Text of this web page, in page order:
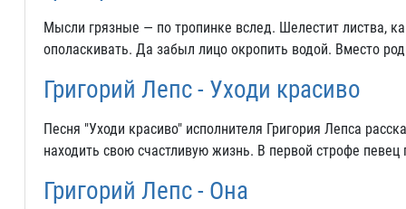
Мысли грязные — по тропинке вслед. Шелестит листва,
ополаскивать. Да забыл лицо окропить водой. Вместо
Григорий Лепс - Уходи красиво
Песня "Уходи красиво" исполнителя Григория Лепса
находить свою счастливую жизнь. В первой строфе певец
Григорий Лепс - Она